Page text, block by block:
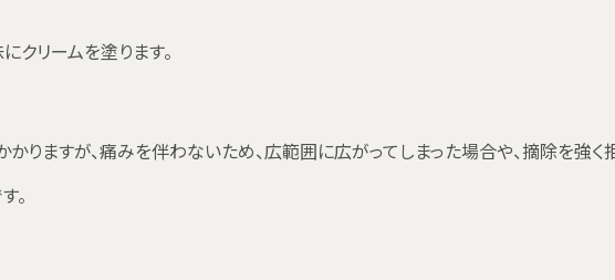
クリームを塗ります。
りますが、痛みを伴わないため、広範囲に広がってしまった場合や、摘除を強く
。